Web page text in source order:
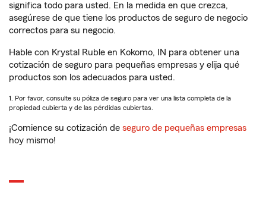
significa todo para usted. En la medida en que crezca,
asegúrese de que tiene los productos de seguro de negocio
correctos para su negocio.
Hable con Krystal Ruble en Kokomo, IN para obtener una
cotización de seguro para pequeñas empresas y elija qué
productos son los adecuados para usted.
1. Por favor, consulte su póliza de seguro para ver una lista completa de la
propiedad cubierta y de las pérdidas cubiertas.
¡Comience su cotización de seguro de pequeñas empresas
hoy mismo!